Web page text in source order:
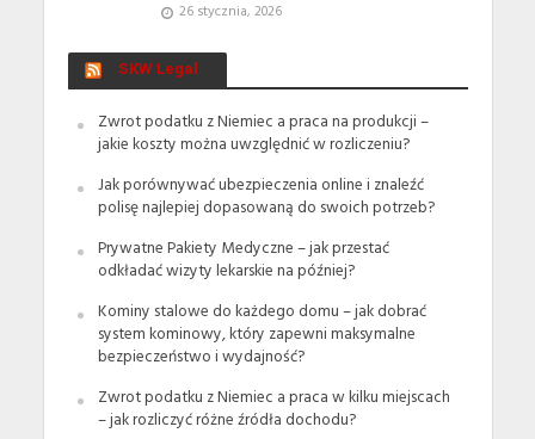
26 stycznia, 2026
SKW Legal
Zwrot podatku z Niemiec a praca na produkcji –
jakie koszty można uwzględnić w rozliczeniu?
Jak porównywać ubezpieczenia online i znaleźć
polisę najlepiej dopasowaną do swoich potrzeb?
Prywatne Pakiety Medyczne – jak przestać
odkładać wizyty lekarskie na później?
Kominy stalowe do każdego domu – jak dobrać
system kominowy, który zapewni maksymalne
bezpieczeństwo i wydajność?
Zwrot podatku z Niemiec a praca w kilku miejscach
– jak rozliczyć różne źródła dochodu?